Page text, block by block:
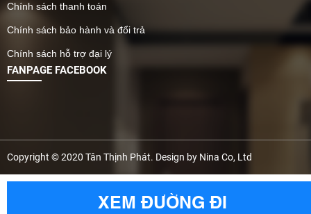
Chính sách thanh toán
Chính sách bảo hành và đổi trả
Chính sách hỗ trợ đại lý
FANPAGE FACEBOOK
Copyright © 2020 Tân Thịnh Phát. Design by Nina Co, Ltd
XEM ĐƯỜNG ĐI